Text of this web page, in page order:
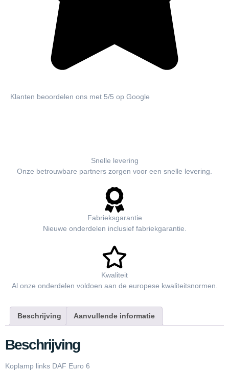
Klanten beoordelen ons met 5/5 op Google
Snelle levering
Onze betrouwbare partners zorgen voor een snelle levering.
Fabrieksgarantie
Nieuwe onderdelen inclusief fabriekgarantie.
Kwaliteit
Al onze onderdelen voldoen aan de europese kwaliteitsnormen.
Beschrijving Aanvullende informatie
Beschrijving
Koplamp links DAF Euro 6